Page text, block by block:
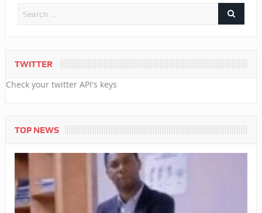
TWITTER
Check your twitter API's keys
TOP NEWS